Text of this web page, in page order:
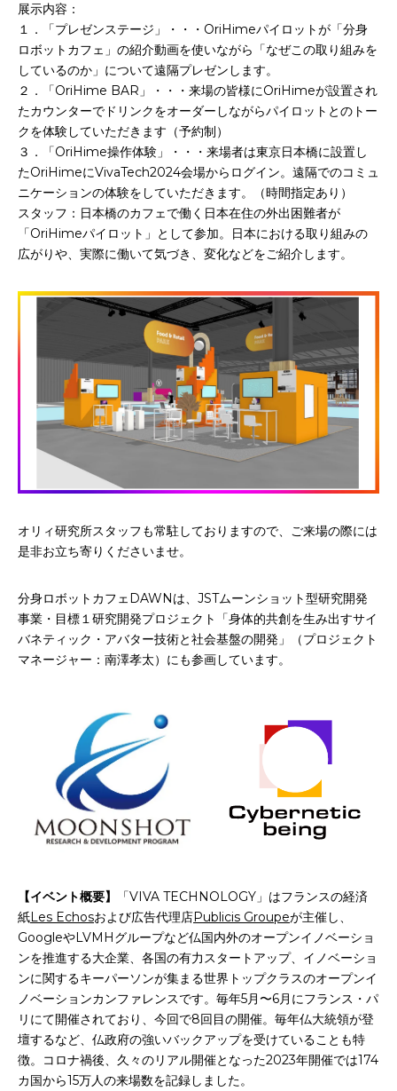
展示内容：
１．「プレゼンステージ」・・・OriHimeパイロットが「分身
ロボットカフェ」の紹介動画を使いながら「なぜこの取り組みを
しているのか」について遠隔プレゼンします。
２．「OriHime BAR」・・・来場の皆様にOriHimeが設置され
たカウンターでドリンクをオーダーしながらパイロットとのトー
クを体験していただきます（予約制）
３．「OriHime操作体験」・・・来場者は東京日本橋に設置し
たOriHimeにVivaTech2024会場からログイン。遠隔でのコミュ
ニケーションの体験をしていただきます。（時間指定あり）
スタッフ：日本橋のカフェで働く日本在住の外出困難者が
「OriHimeパイロット」として参加。日本における取り組みの
広がりや、実際に働いて気づき、変化などをご紹介します。
オリィ研究所スタッフも常駐しておりますので、ご来場の際には
是非お立ち寄りくださいませ。
分身ロボットカフェDAWNは、JSTムーンショット型研究開発
事業・目標１研究開発プロジェクト「身体的共創を生み出すサイ
バネティック・アバター技術と社会基盤の開発」（プロジェクト
マネージャー：南澤孝太）にも参画しています。
【イベント概要】
「VIVA TECHNOLOGY」はフランスの経済
紙Les Echosおよび広告代理店Publicis Groupeが主催し、
GoogleやLVMHグループなど仏国内外のオープンイノベーショ
ンを推進する大企業、各国の有力スタートアップ、イノベーショ
ンに関するキーパーソンが集まる世界トップクラスのオープンイ
ノベーションカンファレンスです。毎年5月〜6月にフランス・パ
リにて開催されており、今回で8回目の開催。毎年仏大統領が登
壇するなど、仏政府の強いバックアップを受けていることも特
徴。コロナ禍後、久々のリアル開催となった2023年開催では174
カ国から15万人の来場数を記録しました。